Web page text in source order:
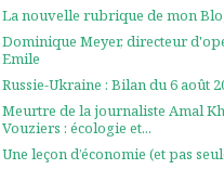
La nouvelle rubrique de mon
Dominique Meyer, directeur
Emile
Russie-Ukraine : Bilan du 6 août
Meurtre de la journaliste Amal
Vouziers : écologie et...
Une leçon d’économie (et pas